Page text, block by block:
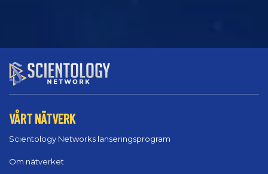
VÅRT NÄTVERK
Scientology Networks lanseringsprogram
Om nätverket